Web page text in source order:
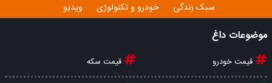
سبک زندگی
خودرو و تکنولوژی ویدیو
موضوعات داغ
قیمت خودرو قیمت سکه